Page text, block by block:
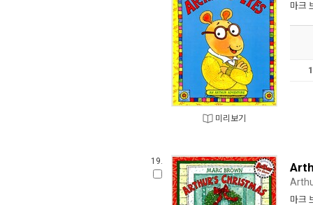
미리보기
마크
19.
마크